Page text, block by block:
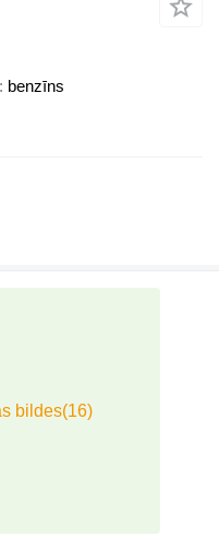
benzīns